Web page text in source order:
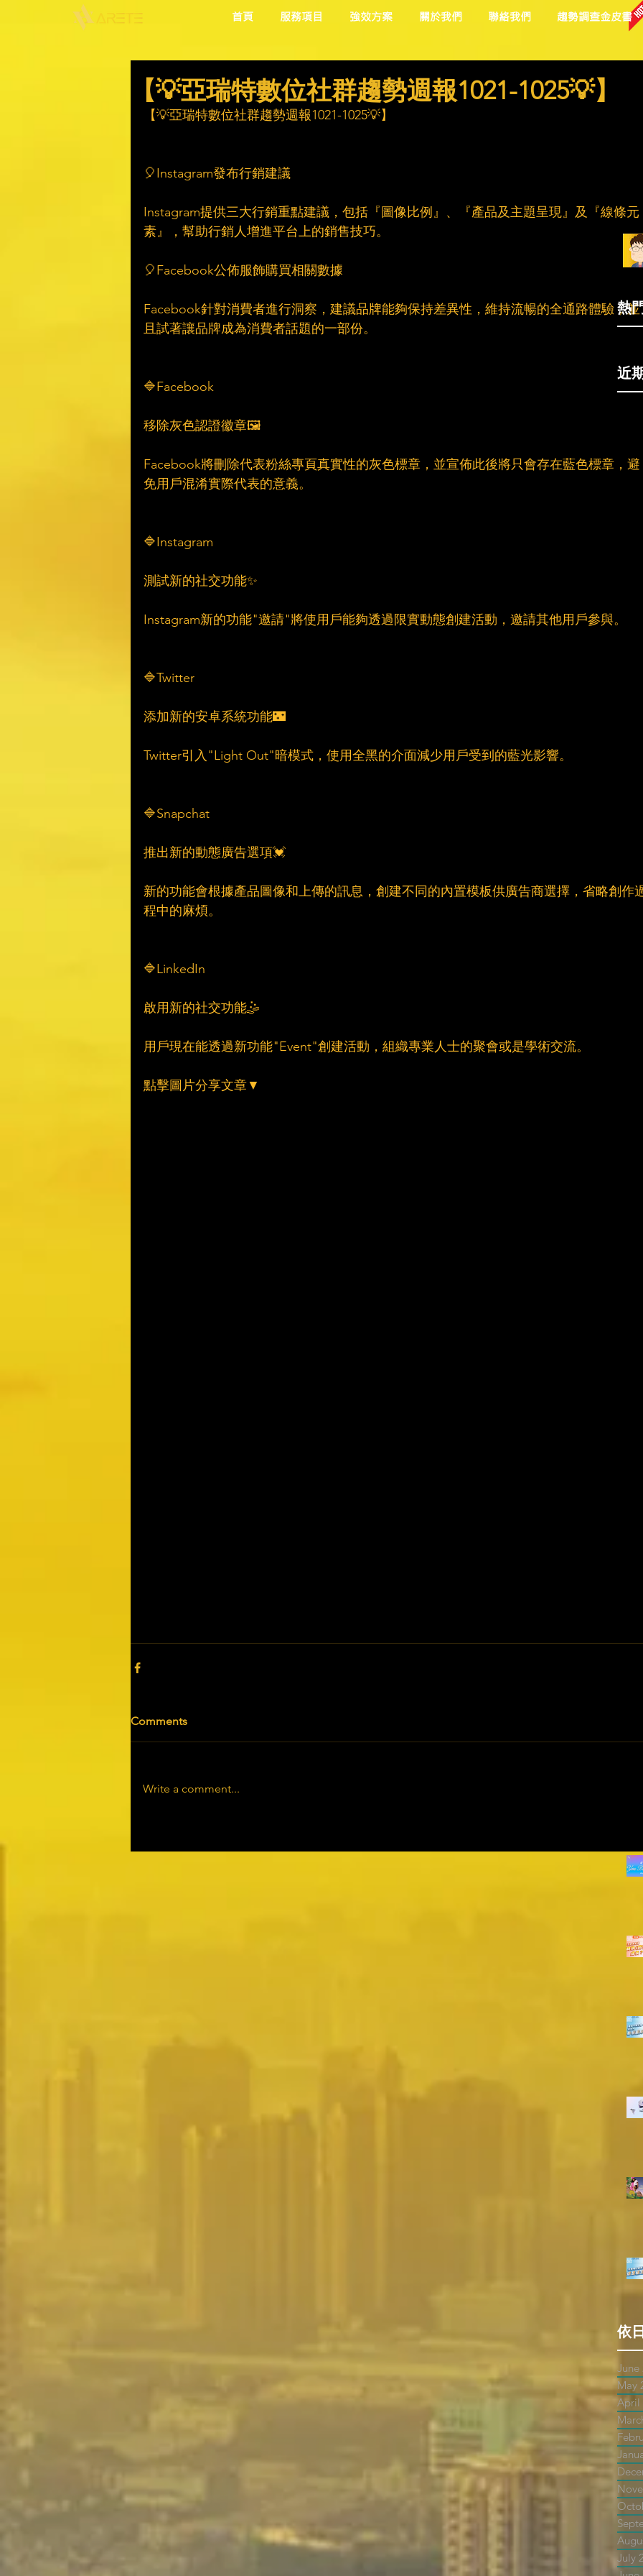
首頁 服務項目 強效方案 關於我們 聯絡我們 趨勢調查金皮書
【💡亞瑞特數位社群趨勢週報1021-1025💡】
【💡亞瑞特數位社群趨勢週報1021-1025💡】
🎈Instagram發布行銷建議
Instagram提供三大行銷重點建議，包括『圖像比例』、『產品及主題呈現』及『線條元
素』，幫助行銷人增進平台上的銷售技巧。
🎈Facebook公佈服飾購買相關數據
Facebook針對消費者進行洞察，建議品牌能夠保持差異性，維持流暢的全通路體驗，並
且試著讓品牌成為消費者話題的一部份。
🔷Facebook
移除灰色認證徽章🖼
Facebook將刪除代表粉絲專頁真實性的灰色標章，並宣佈此後將只會存在藍色標章，避
免用戶混淆實際代表的意義。
🔷Instagram
測試新的社交功能✨
Instagram新的功能"邀請"將使用戶能夠透過限實動態創建活動，邀請其他用戶參與。
🔷Twitter
添加新的安卓系統功能🌃
Twitter引入"Light Out"暗模式，使用全黑的介面減少用戶受到的藍光影響。
🔷Snapchat
推出新的動態廣告選項💓
新的功能會根據產品圖像和上傳的訊息，創建不同的內置模板供廣告商選擇，省略創作
程中的麻煩。
🔷LinkedIn
啟用新的社交功能🤹
用戶現在能透過新功能"Event"創建活動，組織專業人士的聚會或是學術交流。
點擊圖片分享文章▼
Comments
Write a comment...
熱
近
依
June
May
April
July